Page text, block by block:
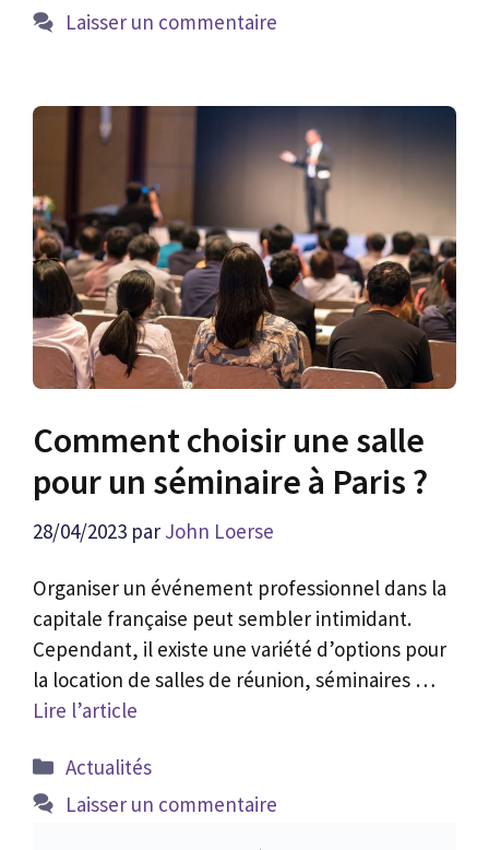
Laisser un commentaire
Comment choisir une salle
pour un séminaire à Paris ?
28/04/2023 par John Loerse
Organiser un événement professionnel dans la
capitale française peut sembler intimidant.
Cependant, il existe une variété d’options pour
la location de salles de réunion, séminaires …
Lire l’article
Catégories
Actualités
Laisser un commentaire